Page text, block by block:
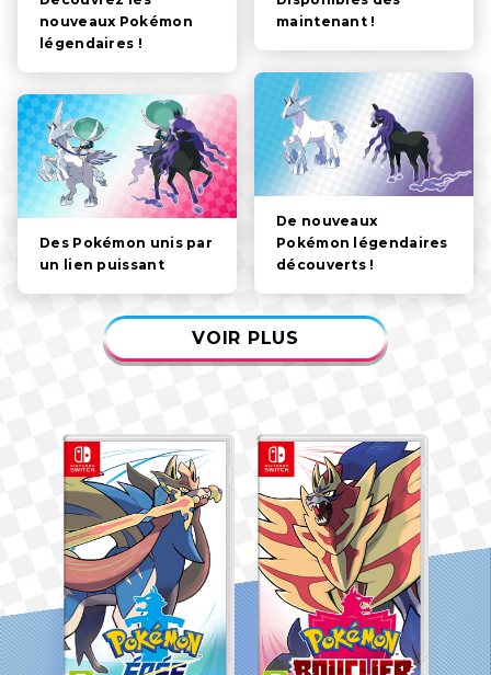
MÉCANIQUES DE JEU
VIDÉOS
nouveaux Pokémon
légendaires !
maintenant !
De nouveaux
Pokémon légendaires
découverts !
Des Pokémon unis par
un lien puissant
VOIR PLUS